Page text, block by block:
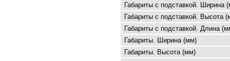
Габариты с подставкой. Ширина
Габариты с подставкой. Высота
Габариты с подставкой. Длина
Габариты. Ширина (мм)
Габариты. Высота (мм)